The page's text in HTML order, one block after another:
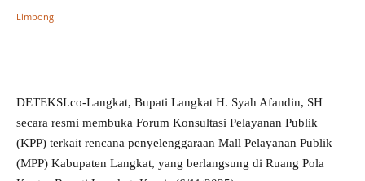
DETEKSI.co-Langkat, Bupati Langkat H. Syah Afandin, SH
secara resmi membuka Forum Konsultasi Pelayanan Publik
(KPP) terkait rencana penyelenggaraan Mall Pelayanan Publik
(MPP) Kabupaten Langkat, yang berlangsung di Ruang Pola